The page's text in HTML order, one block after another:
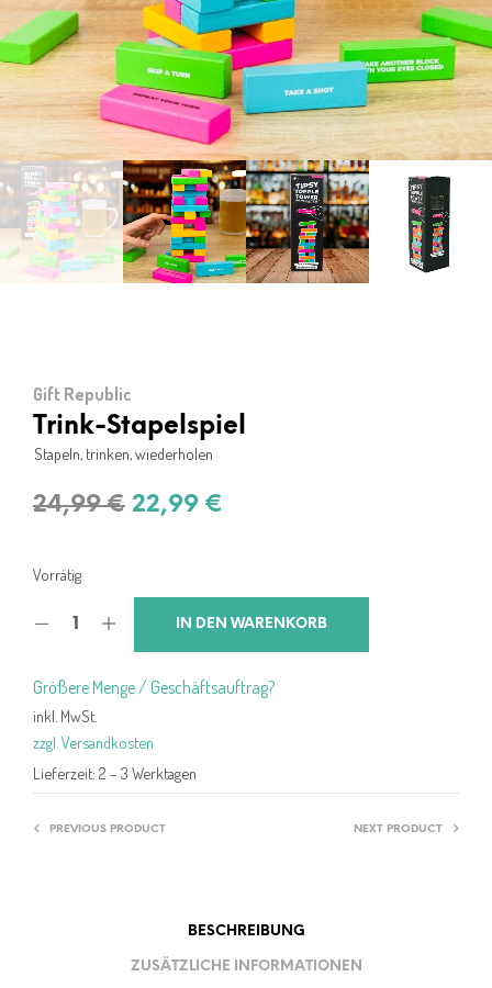
Gift Republic
Trink-Stapelspiel
Stapeln, trinken, wiederholen
24,99€ Ursprünglicher
24,99 €
22,99 €
22,99 €.
Vorrätig
IN DEN WARENKORB
Größere Menge / Geschäftsauftrag?
inkl. MwSt.
zzgl. Versandkosten
Lieferzeit: 2 – 3 Werktagen
PREVIOUS PRODUCT NEXT PRODUCT
BESCHREIBUNG
ZUSÄTZLICHE INFORMATIONEN